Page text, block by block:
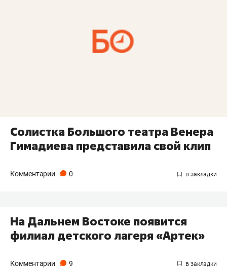
Солистка Большого театра Венера
Гимадиева представила свой клип
Комментарии 0
На Дальнем Востоке появится
филиал детского лагеря «Артек»
Комментарии 9